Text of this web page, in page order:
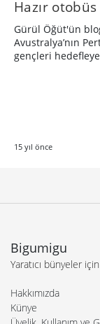
Hazır
Gürül Öğüt'ün
Avustralya’nın
gençleri
15 yıl önce
Bigumigu
Yaratıcı bünyeler
Hakkımızda
Künye